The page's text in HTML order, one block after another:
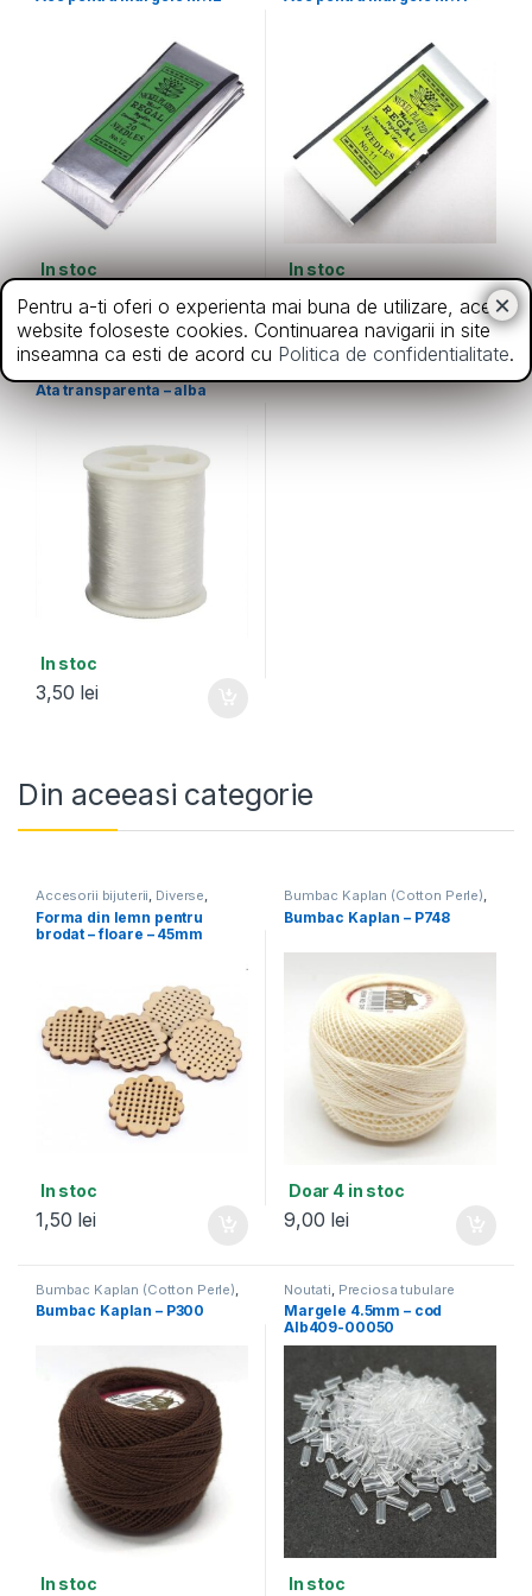
In stoc
7,00lei
In stoc
7,00lei
Ata transparenta – alba
In stoc
3,50 lei
Din aceeasi categorie
Accesorii bijuterii, Diverse,
Noutati
Forma din lemn pentru
brodat – floare – 45mm
In stoc
1,50 lei
Bumbac Kaplan (Cotton Perle),
Noutati
Bumbac Kaplan – P748
Doar 4 in stoc
9,00 lei
Bumbac Kaplan (Cotton Perle)
Noutati
Bumbac Kaplan – P300
In stoc
Noutati Preciosa tubulare
4.5mm
Margele 4.5mm – cod
Alb409-00050
In stoc
Pentru a-ti oferi o experienta mai buna de utilizare, acest
website foloseste cookies. Continuarea navigarii in site
inseamna ca esti de acord cu Politica de confidentialitate.